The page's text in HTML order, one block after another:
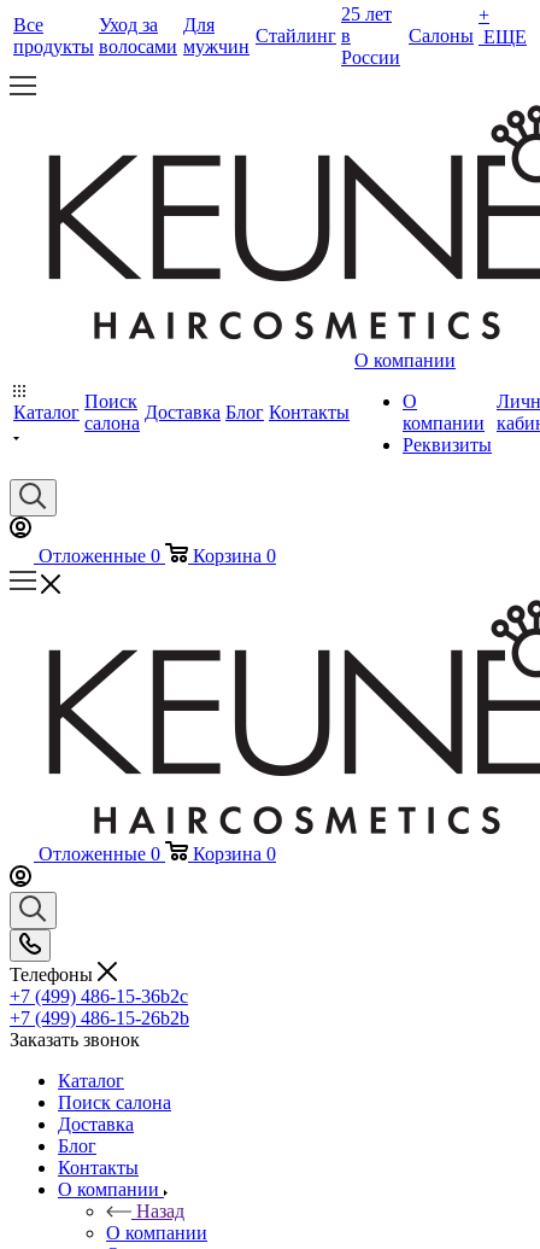
Все
продукты
Уход за
волосами
Для
мужчин
Стайлинг
25 лет
в
России
Салоны
+
ЕЩЕ
Каталог
Поиск
салона
Доставка Блог Контакты
О компании
О
компании
Реквизиты
Отложенные 0 Корзина 0
Отложенные 0 Корзина 0
Телефоны
+7 (499) 486-15-36b2c
+7 (499) 486-15-26b2b
Заказать звонок
Каталог
Поиск салона
Доставка
Блог
Контакты
О компании
Назад
О компании